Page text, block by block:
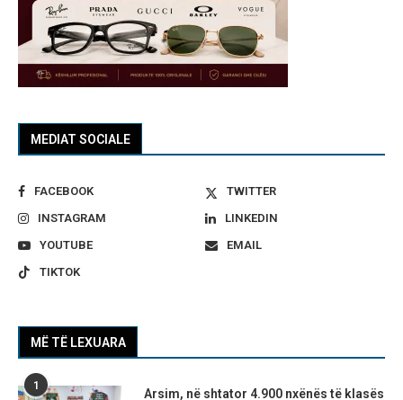
MEDIAT SOCIALE
FACEBOOK
TWITTER
INSTAGRAM
LINKEDIN
YOUTUBE
EMAIL
TIKTOK
MË TË LEXUARA
1
Arsim, në shtator 4.900 nxënës të klasës